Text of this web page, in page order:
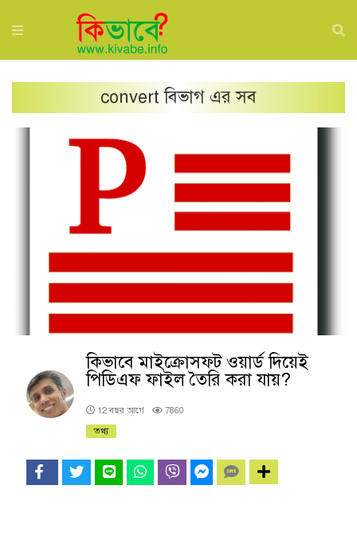
convert বিভাগ এর সব
কিভাবে মাইক্রোসফট ওয়ার্ড দিয়েই
পিডিএফ ফাইল তৈরি করা যায়?
12 বছর আগে
7860
তথ্য